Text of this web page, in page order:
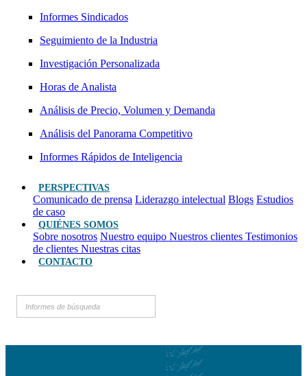
Informes Sindicados
Seguimiento de la Industria
Investigación Personalizada
Horas de Analista
Análisis de Precio, Volumen y Demanda
Análisis del Panorama Competitivo
Informes Rápidos de Inteligencia
PERSPECTIVAS
Comunicado de prensa Liderazgo intelectual Blogs Estudios
de caso
QUIÉNES SOMOS
Sobre nosotros Nuestro equipo Nuestros clientes Testimonios
de clientes Nuestras citas
CONTACTO